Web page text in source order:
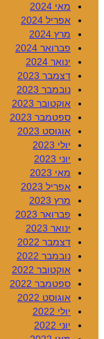
אפריל 2024
פברואר 2024
ינואר 2024
דצמבר 2023
נובמבר 2023
אוקטובר 2023
ספטמבר 2023
אוגוסט 2023
אפריל 2023
פברואר 2023
ינואר 2023
דצמבר 2022
נובמבר 2022
אוקטובר 2022
ספטמבר 2022
אוגוסט 2022